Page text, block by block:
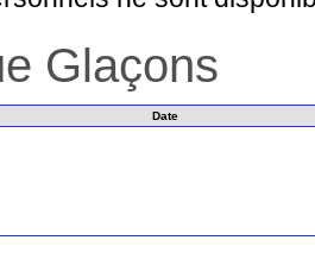
Glaçons
Date